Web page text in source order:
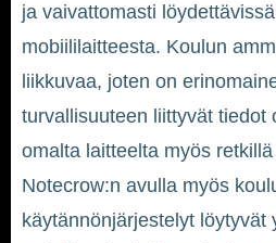
ja vaivattomasti
mobiililaitteesta. Koulun
liikkuvaa, joten on
turvallisuuteen liittyvät tiedot
omalta laitteelta myös
Notecrow:n avulla myös
käytännönjärjestelyt löytyvät